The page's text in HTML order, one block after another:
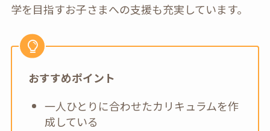
学を目指すお子さまへの支援も充実しています。
おすすめポイント
一人ひとりに合わせたカリキュラムを作
成している